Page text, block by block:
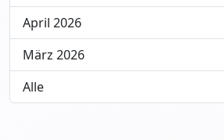
April 2026
März 2026
Alle